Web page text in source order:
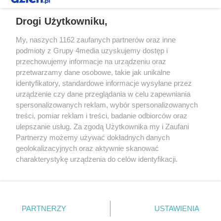
Redakcja Reklama Prywatność
Praca Łódź
the:protocol
Facebook.com
Youtube.com
Drogi Użytkowniku,
My, naszych 1162 zaufanych partnerów oraz inne
podmioty z Grupy 4media uzyskujemy dostęp i
przechowujemy informacje na urządzeniu oraz
przetwarzamy dane osobowe, takie jak unikalne
identyfikatory, standardowe informacje wysyłane przez
urządzenie czy dane przeglądania w celu zapewniania
spersonalizowanych reklam, wybór spersonalizowanych
treści, pomiar reklam i treści, badanie odbiorców oraz
ulepszanie usług. Za zgodą Użytkownika my i Zaufani
Partnerzy możemy używać dokładnych danych
geolokalizacyjnych oraz aktywnie skanować
charakterystykę urządzenia do celów identyfikacji.
zmienić/wycofać klikając przycisk ustawień prywatności
znajdujący się w lewym dolnym rogu strony
. Niektóre
PARTNERZY USTAWIENIA